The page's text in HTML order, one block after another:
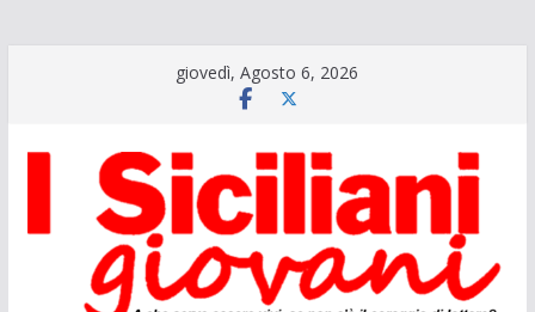
giovedì, Agosto 6, 2026